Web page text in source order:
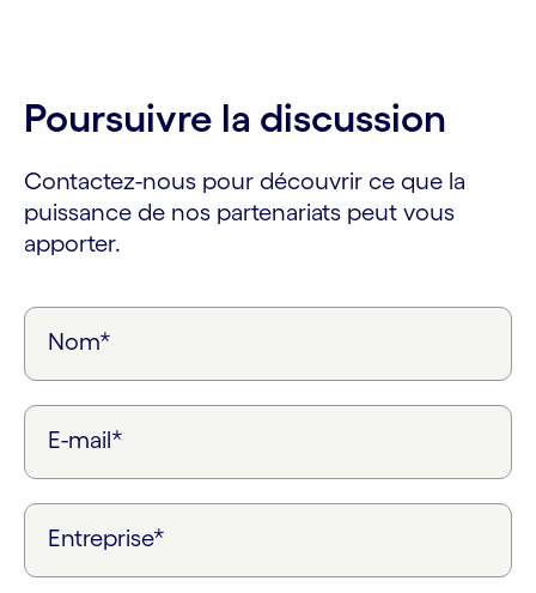
Poursuivre la discussion
Contactez-nous pour découvrir ce que la
puissance de nos partenariats peut vous
apporter.
Nom*
E-mail*
Entreprise*